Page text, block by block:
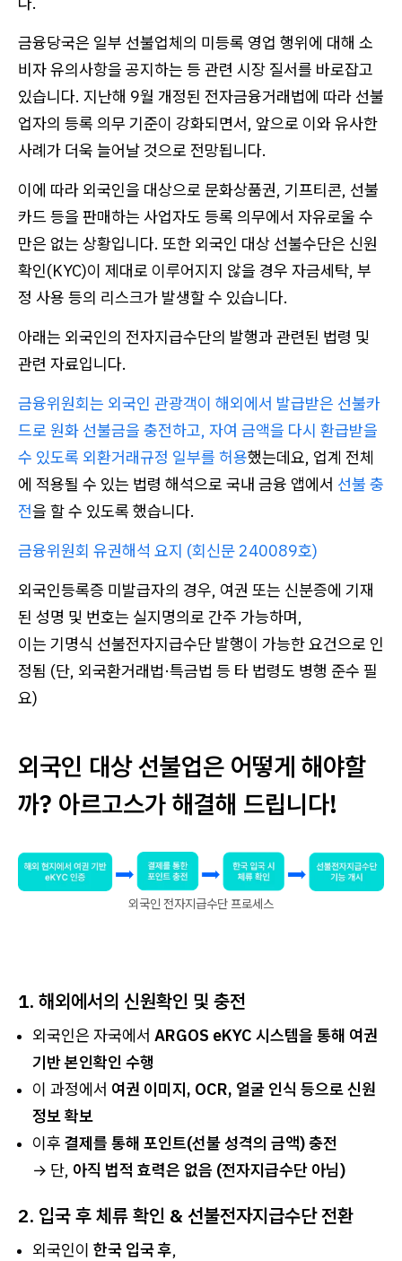
금융당국은 일부 선불업체의 미등록 영업 행위에 대해 소
비자 유의사항을 공지하는 등 관련 시장 질서를 바로잡고
있습니다. 지난해 9월 개정된 전자금융거래법에 따라 선불
업자의 등록 의무 기준이 강화되면서, 앞으로 이와 유사한
사례가 더욱 늘어날 것으로 전망됩니다.
이에 따라 외국인을 대상으로 문화상품권, 기프티콘, 선불
카드 등을 판매하는 사업자도 등록 의무에서 자유로울 수
만은 없는 상황입니다. 또한 외국인 대상 선불수단은 신원
확인(KYC)이 제대로 이루어지지 않을 경우 자금세탁, 부
정 사용 등의 리스크가 발생할 수 있습니다.
아래는 외국인의 전자지급수단의 발행과 관련된 법령 및
관련 자료입니다.
금융위원회는 외국인 관광객이 해외에서 발급받은 선불카
드로 원화 선불금을 충전하고, 자여 금액을 다시 환급받을
수 있도록 외환거래규정 일부를 허용했는데요, 업계 전체
에 적용될 수 있는 법령 해석으로 국내 금융 앱에서 선불 충
전을 할 수 있도록 했습니다.
금융위원회 유권해석 요지 (회신문 240089호)
외국인등록증 미발급자의 경우, 여권 또는 신분증에 기재
된 성명 및 번호는 실지명의로 간주 가능하며,
이는 기명식 선불전자지급수단 발행이 가능한 요건으로 인
정됨 (단, 외국환거래법·특금법 등 타 법령도 병행 준수 필
요)
외국인 대상 선불업은 어떻게 해야할
까? 아르고스가 해결해 드립니다!
외국인 전자지급수단 프로세스
1. 해외에서의 신원확인 및 충전
외국인은 자국에서 ARGOS eKYC 시스템을 통해 여권
기반 본인확인 수행
이 과정에서 여권 이미지, OCR, 얼굴 인식 등으로 신원
정보 확보
이후 결제를 통해 포인트(선불 성격의 금액) 충전
→ 단, 아직 법적 효력은 없음 (전자지급수단 아님)
2. 입국 후 체류 확인 & 선불전자지급수단 전환
외국인이 한국 입국 후,